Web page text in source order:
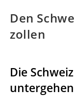
Den
zollen
Die
untergehen